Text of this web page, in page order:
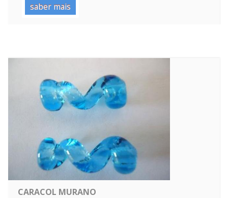
saber mais
CARACOL MURANO